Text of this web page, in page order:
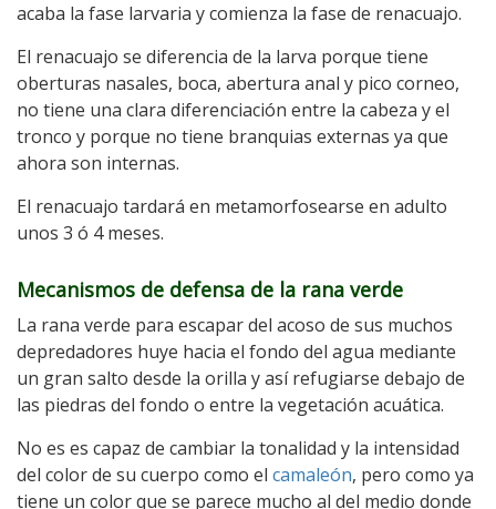
acaba la fase larvaria y comienza la fase de renacuajo.
El renacuajo se diferencia de la larva porque tiene
oberturas nasales, boca, abertura anal y pico corneo,
no tiene una clara diferenciación entre la cabeza y el
tronco y porque no tiene branquias externas ya que
ahora son internas.
El renacuajo tardará en metamorfosearse en adulto
unos 3 ó 4 meses.
Mecanismos de defensa de la rana verde
La rana verde para escapar del acoso de sus muchos
depredadores huye hacia el fondo del agua mediante
un gran salto desde la orilla y así refugiarse debajo de
las piedras del fondo o entre la vegetación acuática.
No es es capaz de cambiar la tonalidad y la intensidad
del color de su cuerpo como el camaleón, pero como ya
tiene un color que se parece mucho al del medio donde